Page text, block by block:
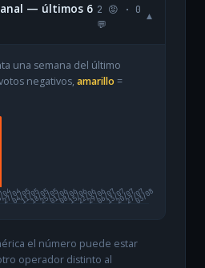
— últimos 6 2 😡 · 0
💬
▾
una semana del último
negativos, amarillo =
27/0404/0511/0518/0525/0501/0608/0615/0622/0629/0606/0713/0720/0727/07
03/08
el número puede estar
operador distinto al